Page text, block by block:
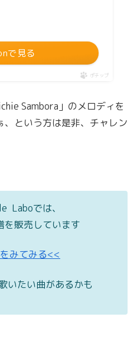
で見る
ポチップ
Sambora」のメロディを
という方は是非、チャレン
Laboでは、
を販売しています
みてみる<<
いたい曲があるかも